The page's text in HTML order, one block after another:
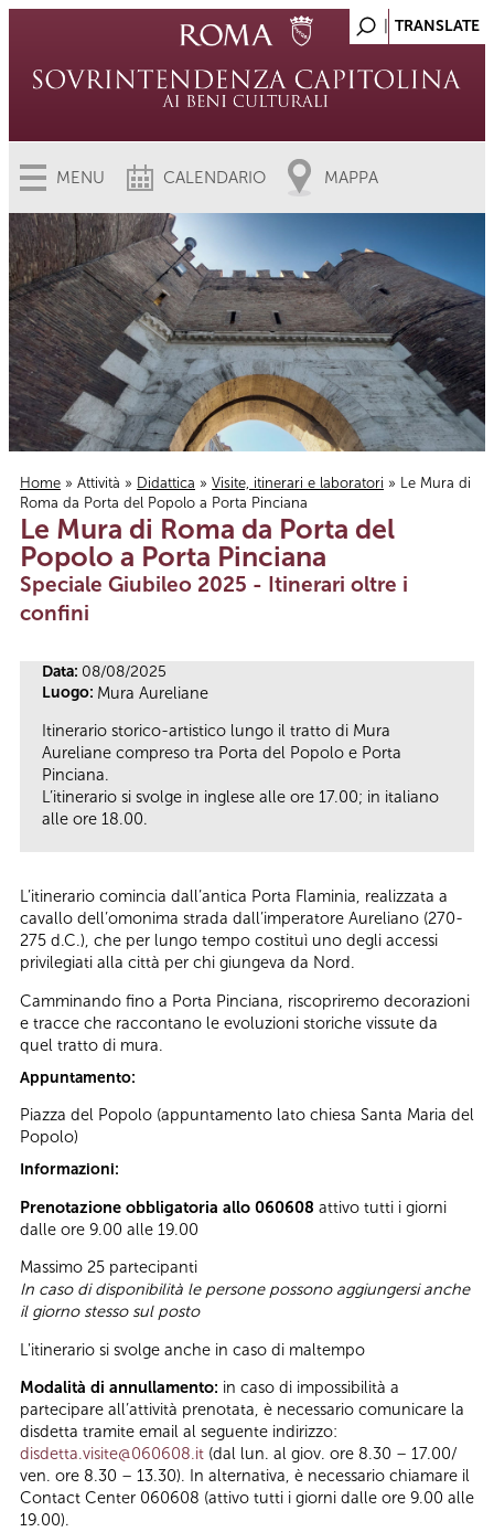
MENU CALENDARIO MAPPA
Tu sei qui
Home » Attività » Didattica » Visite, itinerari e laboratori » Le Mura di
Roma da Porta del Popolo a Porta Pinciana
Le Mura di Roma da Porta del
Popolo a Porta Pinciana
Speciale Giubileo 2025 - Itinerari oltre i
confini
Data: 08/08/2025
Luogo: Mura Aureliane
Itinerario storico-artistico lungo il tratto di Mura
Aureliane compreso tra Porta del Popolo e Porta
Pinciana.
L’itinerario si svolge in inglese alle ore 17.00; in italiano
alle ore 18.00.
L’itinerario comincia dall’antica Porta Flaminia, realizzata a
cavallo dell’omonima strada dall’imperatore Aureliano (270-
275 d.C.), che per lungo tempo costituì uno degli accessi
privilegiati alla città per chi giungeva da Nord.
Camminando fino a Porta Pinciana, riscopriremo decorazioni
e tracce che raccontano le evoluzioni storiche vissute da
quel tratto di mura.
Appuntamento:
Piazza del Popolo (appuntamento lato chiesa Santa Maria del
Popolo)
Informazioni:
Prenotazione obbligatoria allo 060608 attivo tutti i giorni
dalle ore 9.00 alle 19.00
Massimo 25 partecipanti
In caso di disponibilità le persone possono aggiungersi anche
il giorno stesso sul posto
L'itinerario si svolge anche in caso di maltempo
Modalità di annullamento: in caso di impossibilità a
partecipare all’attività prenotata, è necessario comunicare la
disdetta tramite email al seguente indirizzo:
disdetta.visite@060608.it (dal lun. al giov. ore 8.30 – 17.00/
ven. ore 8.30 – 13.30). In alternativa, è necessario chiamare il
Contact Center 060608 (attivo tutti i giorni dalle ore 9.00 alle
19.00).